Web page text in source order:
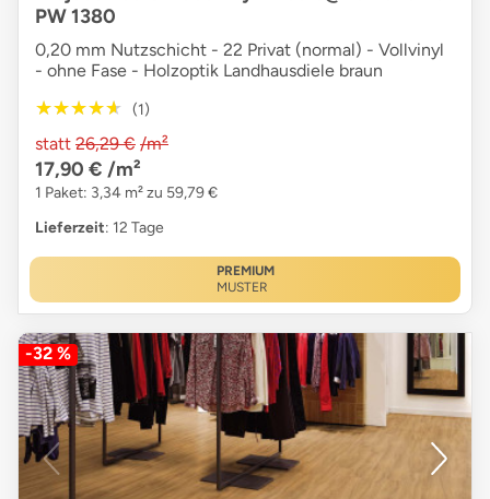
PW 1380
0,20 mm Nutzschicht - 22 Privat (normal) - Vollvinyl
- ohne Fase - Holzoptik Landhausdiele braun
★★★★★
★★★★★ (1)
statt 26,29 € /m²
17,90 € /m²
1 Paket: 3,34 m² zu 59,79 €
Lieferzeit: 12 Tage
PREMIUM
MUSTER
-32 %